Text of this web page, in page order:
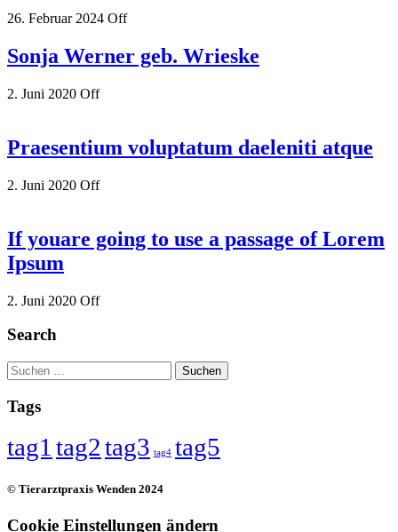
26. Februar 2024 Off
Sonja Werner geb. Wrieske
2. Juni 2020 Off
Praesentium voluptatum daeleniti atque
2. Juni 2020 Off
If youare going to use a passage of Lorem
Ipsum
2. Juni 2020 Off
Search
Suchen
nach:
Tags
tag1tag2tag3 tag4 tag5
© Tierarztpraxis Wenden 2024
Cookie Einstellungen ändern